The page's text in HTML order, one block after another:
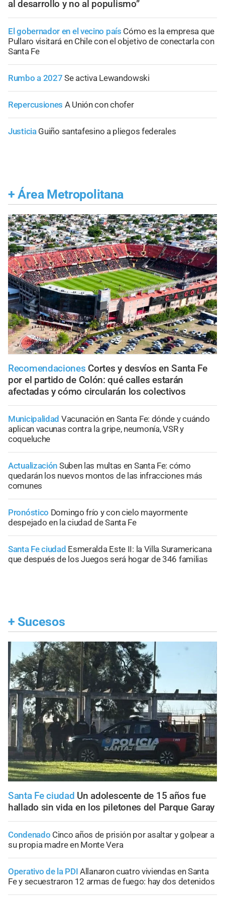
al desarrollo y no al populismo”
El gobernador en el vecino país Cómo es la empresa que
Pullaro visitará en Chile con el objetivo de conectarla con
Santa Fe
Rumbo a 2027 Se activa Lewandowski
Repercusiones A Unión con chofer
Justicia Guiño santafesino a pliegos federales
+ Área Metropolitana
Recomendaciones Cortes y desvíos en Santa Fe
por el partido de Colón: qué calles estarán
afectadas y cómo circularán los colectivos
Municipalidad Vacunación en Santa Fe: dónde y cuándo
aplican vacunas contra la gripe, neumonía, VSR y
coqueluche
Actualización Suben las multas en Santa Fe: cómo
quedarán los nuevos montos de las infracciones más
comunes
Pronóstico Domingo frío y con cielo mayormente
despejado en la ciudad de Santa Fe
Santa Fe ciudad Esmeralda Este II: la Villa Suramericana
que después de los Juegos será hogar de 346 familias
+ Sucesos
Santa Fe ciudad Un adolescente de 15 años fue
hallado sin vida en los piletones del Parque Garay
Condenado Cinco años de prisión por asaltar y golpear a
su propia madre en Monte Vera
Operativo de la PDI Allanaron cuatro viviendas en Santa
Fe y secuestraron 12 armas de fuego: hay dos detenidos